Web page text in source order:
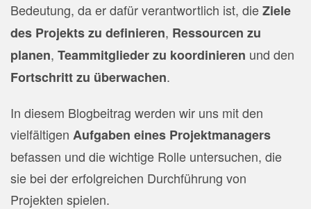
Bedeutung, da er dafür verantwortlich ist, dieZiele
des Projekts zu definieren, Ressourcen zu
planen, Teammitglieder zu koordinieren und den
Fortschritt zu überwachen.
In diesem Blogbeitrag werden wir uns mit den
vielfältigen Aufgaben eines Projektmanagers
befassen und die wichtige Rolle untersuchen, die
sie bei der erfolgreichen Durchführung von
Projekten spielen.